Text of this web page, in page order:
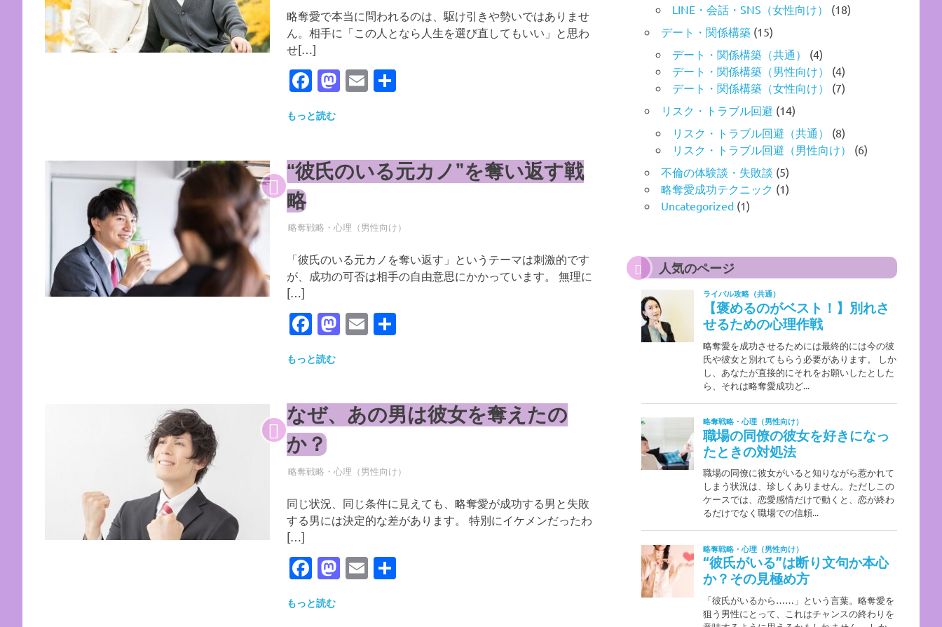
略奪愛で本当に問われるのは、駆け引きや勢いではありませ
ん。相手に「この人となら人生を選び直してもいい」と思わ
せ[…]
Facebook
Mastodon
Email
共
もっと読む
“彼氏のいる元カノ”を奪い返す戦
略
2026年5月18日
YYYPRO
略奪戦略・心理（男性向け）
「彼氏のいる元カノを奪い返す」というテーマは刺激的です
が、成功の可否は相手の自由意思にかかっています。 無理に
[…]
Facebook
Mastodon
Email
共
もっと読む
なぜ、あの男は彼女を奪えたの
か？
2026年5月18日
YYYPRO
略奪戦略・心理（男性向け）
同じ状況、同じ条件に見えても、略奪愛が成功する男と失敗
する男には決定的な差があります。 特別にイケメンだったわ
[…]
Facebook
Mastodon
Email
共
もっと読む
LINE・会話・SNS（女性向け）
(18)
デート・関係構築 (15)
デート・関係構築（共通）
(4)
デート・関係構築（男性向け）
(4)
デート・関係構築（女性向け）
(7)
リスク・トラブル回避 (14)
リスク・トラブル回避（共通）
(8)
リスク・トラブル回避（男性向け）
(6)
不倫の体験談・失敗談 (5)
略奪愛成功テクニック (1)
Uncategorized (1)
人気のページ